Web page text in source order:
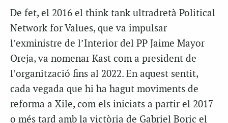
De fet, el 2016 el think tank ultradretà Political
Network for Values, que va impulsar
l’exministre de l’Interior del PP Jaime Mayor
Oreja, va nomenar Kast com a president de
l’organització fins al 2022. En aquest sentit,
cada vegada que hi ha hagut moviments de
reforma a Xile, com els iniciats a partir el 2017
o més tard amb la victòria de Gabriel Boric el